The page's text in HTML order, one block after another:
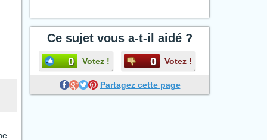
Ce sujet vous a-t-il aidé ?
0 Votez ! 0 Votez !
Partagez cette page